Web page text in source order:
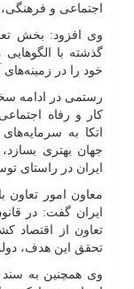
اجتماعی و
وی افزود: بخش
گذشته با
خود را در زمینه‌های
رستمی در ادامه
کار و رفاه
اتکا به
جهان بهتری
ایران در راستای
معاون امور تعاون
ایران گفت: در
تحقق این هدف،